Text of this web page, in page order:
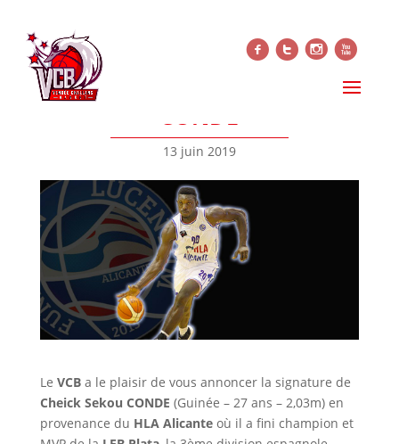
f t i x
RECRUTEMENT 2019 –
ARRIVÉE DE CHEICK SEKOU
CONDE
13 juin 2019
Le VCBa le plaisir de vous annoncer la signature de
Cheick Sekou CONDE (Guinée – 27 ans – 2,03m) en
provenance du HLA Alicanteoù il a fini champion et